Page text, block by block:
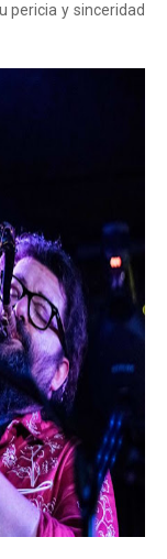
pericia y sinceridad